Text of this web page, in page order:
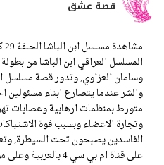
قصة عشق
المسلسل العراقي ابن الباشا من
وسامان العزاوي, وتدور قصة مسلسل
والشر عندما يتصارع ابناء
متورط بمنظمات ارهابية وعصابات
وتجارة الاعضاء وبسبب قوة
على قناة ام بي سي 4 بالعربية وعلى موقع قصة عشق بسيرفرات متنوعة.